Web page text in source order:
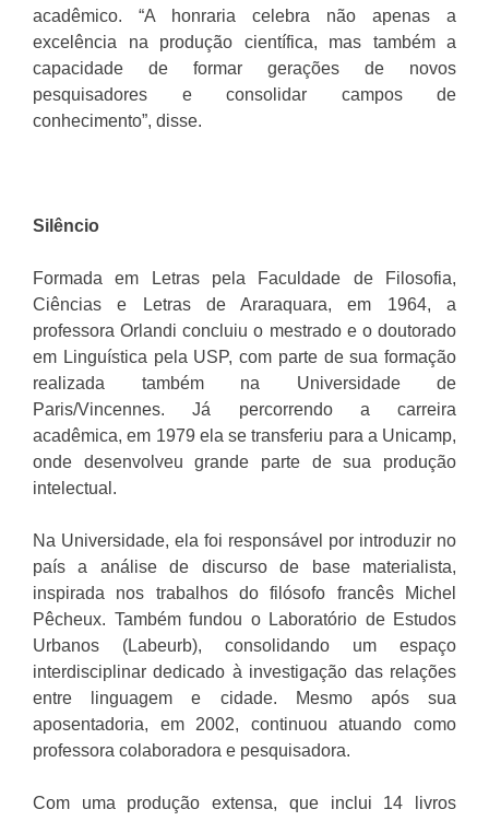
acadêmico. “A honraria celebra não apenas a
excelência na produção científica, mas também a
capacidade de formar gerações de novos
pesquisadores e consolidar campos de
conhecimento”, disse.
Silêncio
Formada em Letras pela Faculdade de Filosofia,
Ciências e Letras de Araraquara, em 1964, a
professora Orlandi concluiu o mestrado e o doutorado
em Linguística pela USP, com parte de sua formação
realizada também na Universidade de
Paris/Vincennes. Já percorrendo a carreira
acadêmica, em 1979 ela se transferiu para a Unicamp,
onde desenvolveu grande parte de sua produção
intelectual.
Na Universidade, ela foi responsável por introduzir no
país a análise de discurso de base materialista,
inspirada nos trabalhos do filósofo francês Michel
Pêcheux. Também fundou o Laboratório de Estudos
Urbanos (Labeurb), consolidando um espaço
interdisciplinar dedicado à investigação das relações
entre linguagem e cidade. Mesmo após sua
aposentadoria, em 2002, continuou atuando como
professora colaboradora e pesquisadora.
Com uma produção extensa, que inclui 14 livros